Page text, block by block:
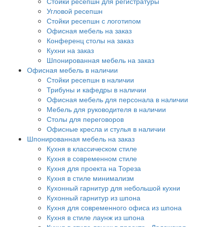
Угловой ресепшн
Стойки ресепшн с логотипом
Офисная мебель на заказ
Конференц столы на заказ
Кухни на заказ
Шпонированная мебель на заказ
Офисная мебель в наличии
Стойки ресепшн в наличии
Трибуны и кафедры в наличии
Офисная мебель для персонала в наличии
Мебель для руководителя в наличии
Столы для переговоров
Офисные кресла и стулья в наличии
Шпонированная мебель на заказ
Кухня в классическом стиле
Кухня в современном стиле
Кухня для проекта на Тореза
Кухня в стиле минимализм
Кухонный гарнитур для небольшой кухни
Кухонный гарнитур из шпона
Кухня для современного офиса из шпона
Кухня в стиле лаунж из шпона